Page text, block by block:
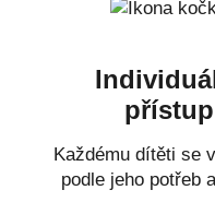
přístup
Každému dítěti se
podle jeho potřeb